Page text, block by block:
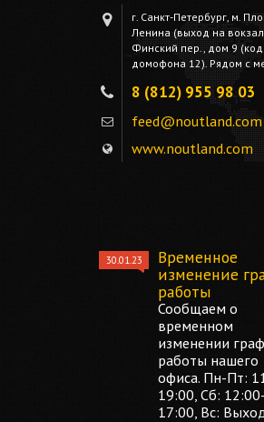
г. Санкт-Петербург, м.
Ленина (выход на
Финский пер., дом 9 (код
домофона 12). Рядом с
8 (812) 955 98 03
feed@noutland.com
www.noutland.com
30.01.23
Временное
изменение
работы
Сообщаем о
временном
изменении
работы нашего
офиса. Пн-Пт:
19:00, Сб: 12:00-
17:00, Вс: